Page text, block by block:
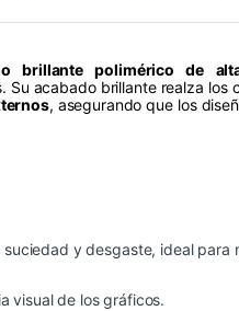
brillante polimérico de
acabado brillante realza los
, asegurando que los
y desgaste, ideal para
visual de los gráficos.